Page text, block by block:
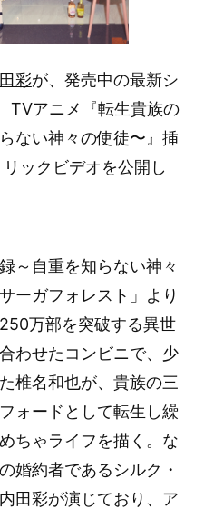
彩が、発売中の最新シ
TVアニメ『転生貴族の
ない神々の使徒〜』挿
ックビデオを公開し
～自重を知らない神々
ーガフォレスト」より
万部を突破する異世
わせたコンビニで、少
椎名和也が、貴族の三
ォードとして転生し繰
ちゃライフを描く。な
婚約者であるシルク・
田彩が演じており、ア